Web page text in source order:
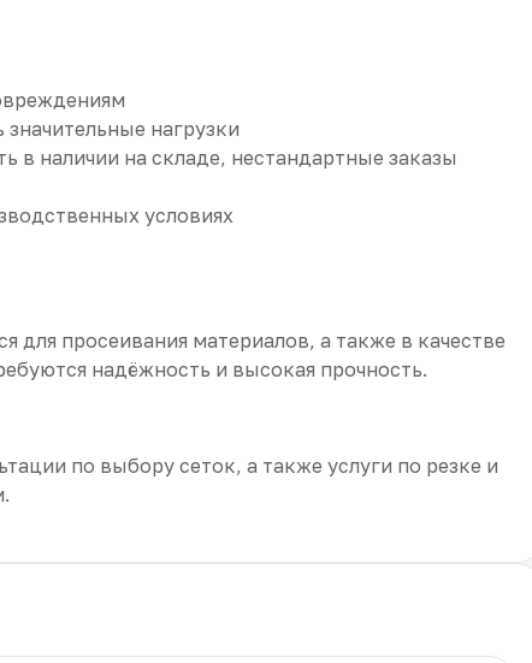
нагрузки
в наличии на складе, нестандартные заказы
условиях
для просеивания материалов, а также в качестве
надёжность и высокая прочность.
по выбору сеток, а также услуги по резке и